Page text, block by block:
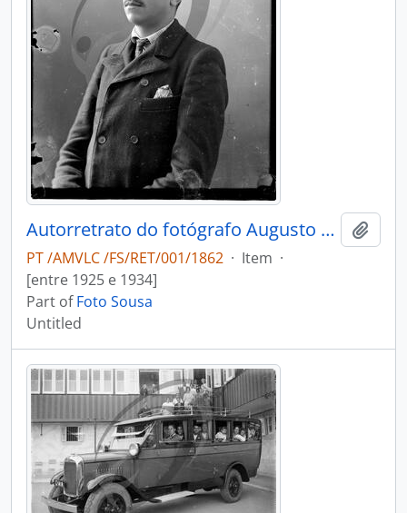
Autorretrato do fotógrafo Augusto Tavares de Sousa
PT /AMVLC /FS/RET/001/1862 · Item ·
[entre 1925 e 1934]
Part ofFoto Sousa
Untitled